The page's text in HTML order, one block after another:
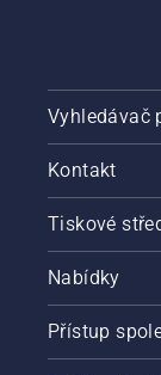
Vyhledávač
Kontakt
Tiskové
Nabídky
Přístup